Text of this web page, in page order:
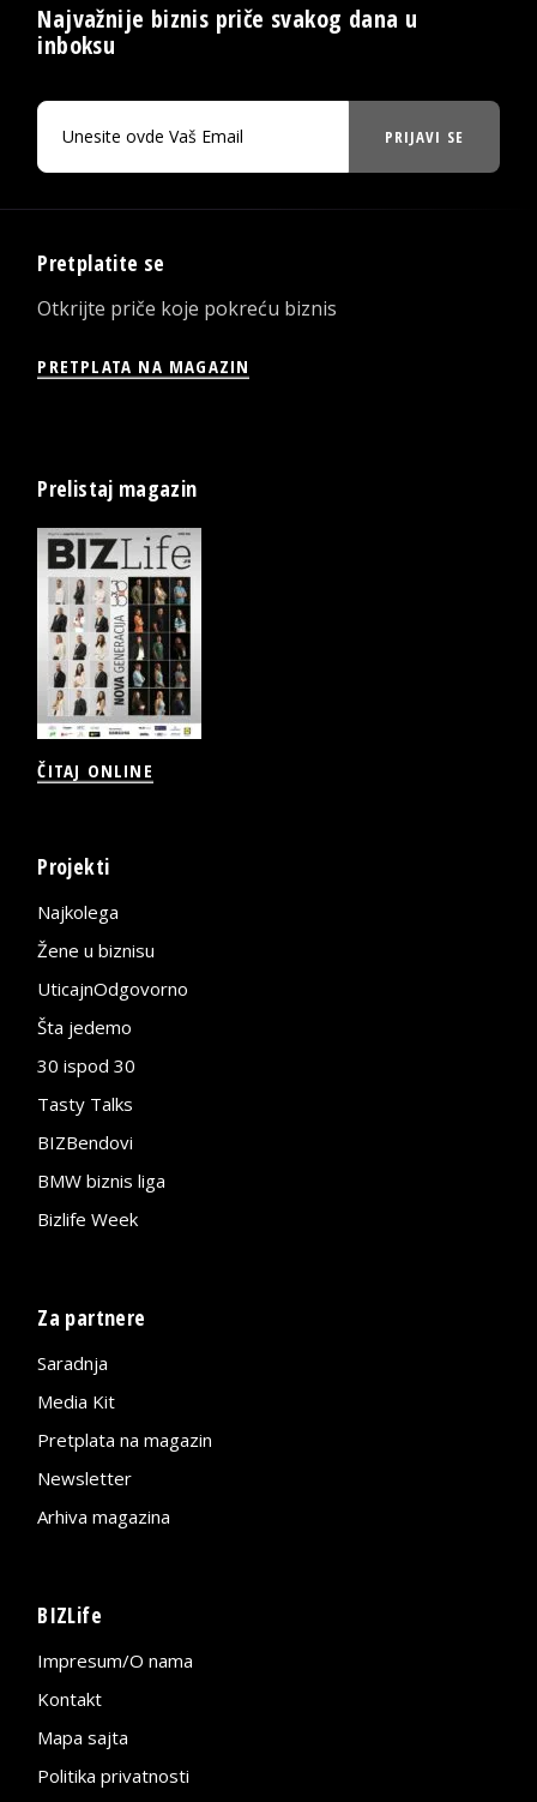
Najvažnije biznis priče svakog dana u
inboksu
PRIJAVI SE
Pretplatite se
Otkrijte priče koje pokreću biznis
PRETPLATA NA MAGAZIN
Prelistaj magazin
ČITAJ ONLINE
Projekti
Najkolega
Žene u biznisu
UticajnOdgovorno
Šta jedemo
30 ispod 30
Tasty Talks
BIZBendovi
BMW biznis liga
Bizlife Week
Za partnere
Saradnja
Media Kit
Pretplata na magazin
Newsletter
Arhiva magazina
BIZLife
Impresum/O nama
Kontakt
Mapa sajta
Politika privatnosti